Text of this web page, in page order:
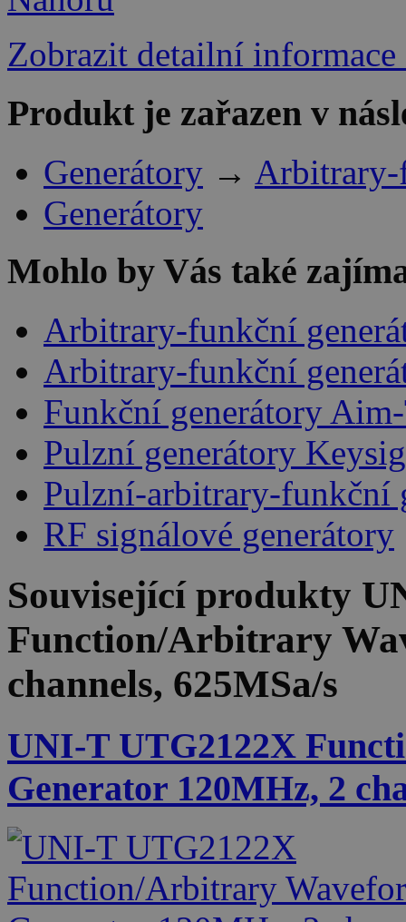
Zobrazit detailní informace
Produkt je zařazen v
Generátory →
Generátory
Mohlo by Vás také
Arbitrary-funkční
Arbitrary-funkční
Funkční generátory
Pulzní generátory
Pulzní-arbitrary-funkční
RF signálové generátory
Související produkty
Function/Arbitrary
channels, 625MSa/s
UNI-T UTG2122X
Generator 120MHz, 2